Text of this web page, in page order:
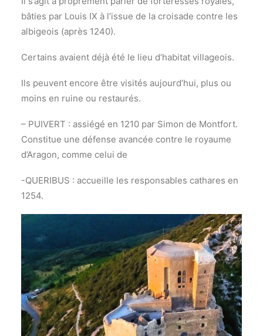
bâties par Louis IX à l’issue de la croisade contre les
albigeois (après 1240).
Certains avaient déjà été le lieu d’habitat villageois.
Ils peuvent encore être visités aujourd’hui, plus ou
moins en ruine ou restaurés.
– PUIVERT : assiégé en 1210 par Simon de Montfort.
Constitue une défense avancée contre le royaume
d’Aragon, comme celui de
-QUERIBUS : accueille les responsables cathares en
1254.